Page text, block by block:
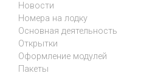
Новости
Номера на лодку
Основная деятельность
Открытки
Оформление модулей
Пакеты